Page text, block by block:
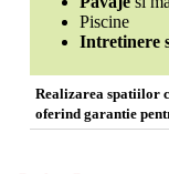
Piscine
Intretinere
Realizarea spatiilor
oferind garantie